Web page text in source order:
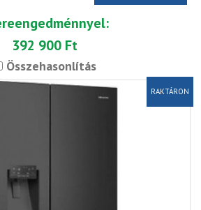
392 900 Ft
Összehasonlítás
RAKTÁRON